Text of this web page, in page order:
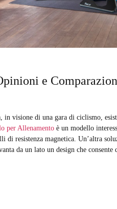
e
in visione di una gara di ciclismo,
per Allenamento è un modello
resistenza magnetica. Un’altra
da un lato un design che consente